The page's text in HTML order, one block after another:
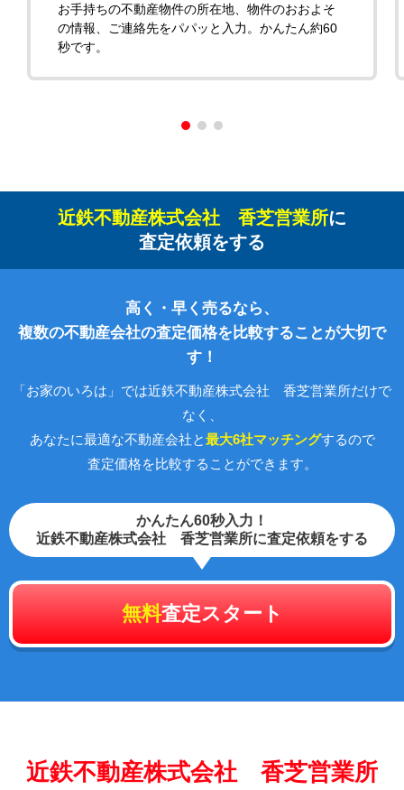
お手持ちの不動産物件の所在地、物件のおおよそ
の情報、ご連絡先をパパッと入力。かんたん約60
秒です。
近鉄不動産株式会社 香芝営業所に
査定依頼をする
高く・早く売るなら、
複数の不動産会社の査定価格を比較することが大切で
す！
「お家のいろは」では近鉄不動産株式会社 香芝営業所だけで
なく、
あなたに最適な不動産会社と最大6社マッチングするので
査定価格を比較することができます。
かんたん60秒入力！
近鉄不動産株式会社 香芝営業所に査定依頼をする
無料査定スタート
近鉄不動産株式会社 香芝営業所